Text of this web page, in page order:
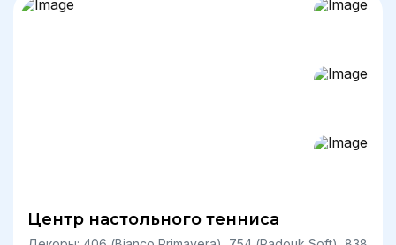
Центр настольного тенниса